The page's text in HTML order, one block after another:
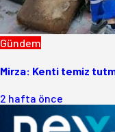
Gündem
Mirza: Kenti temiz
2 hafta önce